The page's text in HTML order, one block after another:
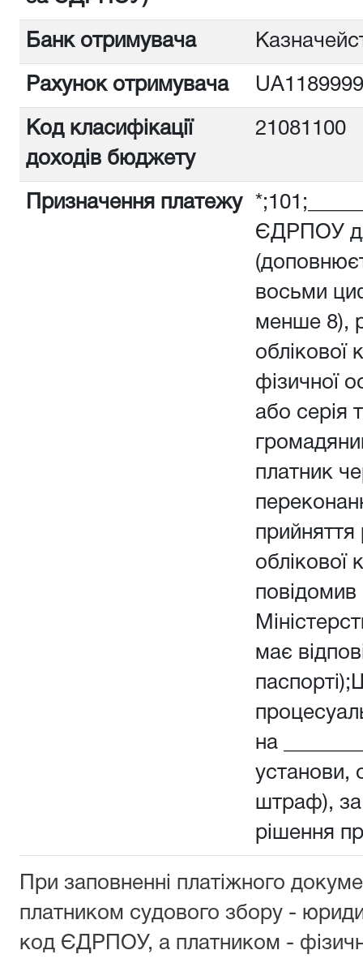
Банк отримувача
Рахунок отримувача
Код класифікації
доходів бюджету
21081100
Призначення платежу
ЄДРПОУ
восьми
менше 8),
облікової
фізичної
або серія
платник
прийняття
облікової
повідомив
має
на
установи,
штраф),
рішення
При заповненні платіжного
платником судового збору -
код ЄДРПОУ, а платником -